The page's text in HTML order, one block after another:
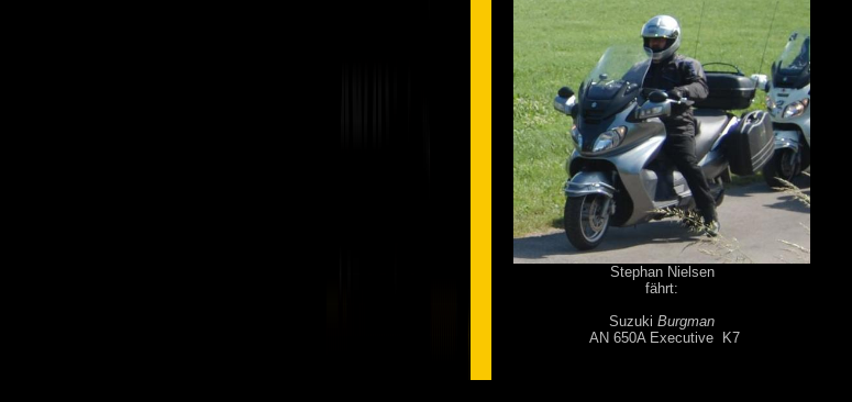
Stephan Nielsen
fährt:
Suzuki Burgman
AN 650A Executive K7